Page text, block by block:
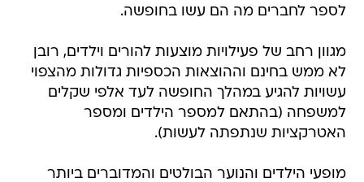
לספר לחברים מה הם עשו בחופשה.
מגוון רחב של פעילויות מוצעות להורים וילדים, רובן
לא ממש בחינם וההוצאות הכספיות גדולות מהצפוי
עשויות להגיע במהלך החופשה לעד אלפי שקלים
למשפחה (בהתאם למספר הילדים ומספר
האטרקציות שנתפתה לעשות).
מופעי הילדים והנוער הבולטים והמדוברים ביותר